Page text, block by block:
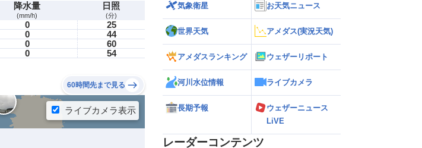
降水量
(mm/h)
日照
(分)
0
25
0
44
0
60
0 54
60時間先まで見る
気象衛星 お天気ニュース
世界天気 アメダス(実況天気)
アメダスランキング ウェザーリポート
河川水位情報 ライブカメラ
長期予報
ウェザーニュース
LiVE
レーダーコンテンツ